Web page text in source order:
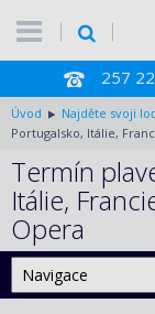
257
Úvod Najděte svoji
Portugalsko, Itálie,
Termín
Itálie,
Opera